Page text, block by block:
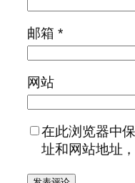
邮箱 *
网站
在此浏览器中
址和网站地址